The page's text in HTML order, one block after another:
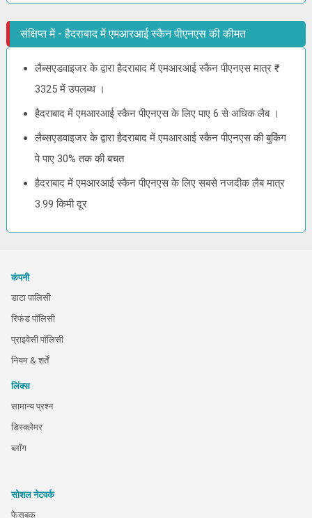
संक्षिप्त में - हैदराबाद में एमआरआई स्कैन पीएनएस की कीमत
लैब्सएडवाइजर के द्वारा हैदराबाद में एमआरआई स्कैन पीएनएस मात्र ₹
3325 में उपलब्ध ।
हैदराबाद में एमआरआई स्कैन पीएनएस के लिए पाए 6 से अधिक लैब ।
लैब्सएडवाइजर के द्वारा हैदराबाद में एमआरआई स्कैन पीएनएस की बुकिंग
पे पाए 30% तक की बचत
हैदराबाद में एमआरआई स्कैन पीएनएस के लिए सबसे नजदीक लैब मात्र
3.99 किमी दूर
कंपनी
डाटा पालिसी
रिफंड पॉलिसी
प्राइवेसी पॉलिसी
नियम & शर्तें
लिंक्स
सामान्य प्रश्न
डिस्क्लेमर
ब्लॉग
सोशल नेटवर्क
फेसबुक